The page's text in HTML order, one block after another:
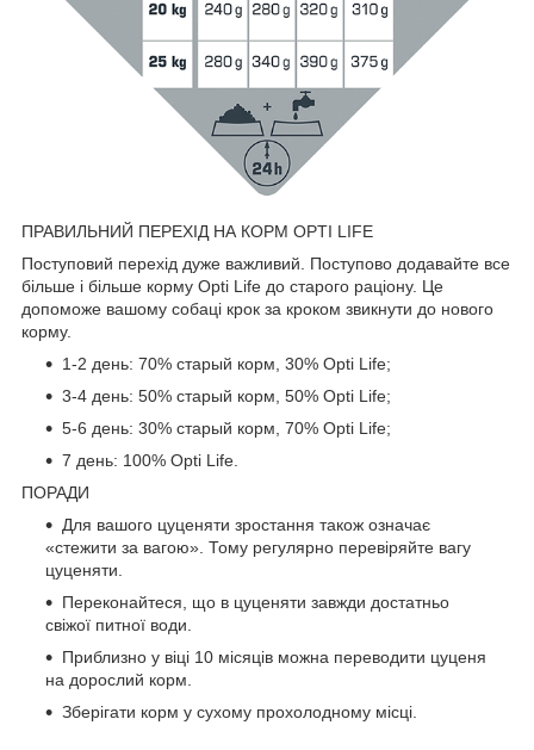
ПРАВИЛЬНИЙ ПЕРЕХІД НА КОРМ OPTI LIFE
Поступовий перехід дуже важливий. Поступово додавайте все
більше і більше корму Opti Life до старого раціону. Це
допоможе вашому собаці крок за кроком звикнути до нового
корму.
1-2 день: 70% старый корм, 30% Opti Life;
3-4 день: 50% старый корм, 50% Opti Life;
5-6 день: 30% старый корм, 70% Opti Life;
7 день: 100% Opti Life.
ПОРАДИ
Для вашого цуценяти зростання також означає
«стежити за вагою». Тому регулярно перевіряйте вагу
цуценяти.
Переконайтеся, що в цуценяти завжди достатньо
свіжої питної води.
Приблизно у віці 10 місяців можна переводити цуценя
на дорослий корм.
Зберігати корм у сухому прохолодному місці.